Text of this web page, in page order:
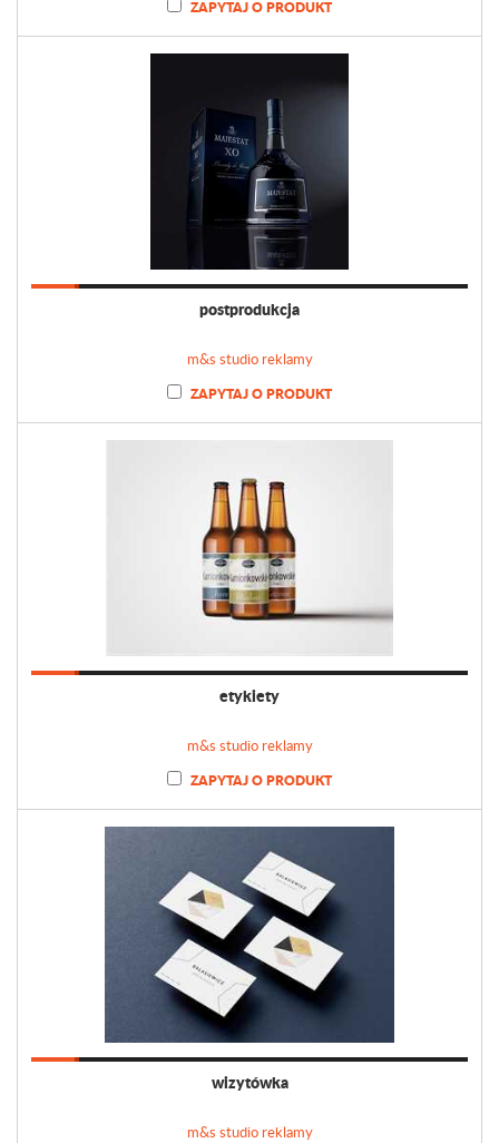
ZAPYTAJ O PRODUKT
postprodukcja
m&s studio reklamy
ZAPYTAJ O PRODUKT
etykiety
m&s studio reklamy
ZAPYTAJ O PRODUKT
wizytówka
m&s studio reklamy